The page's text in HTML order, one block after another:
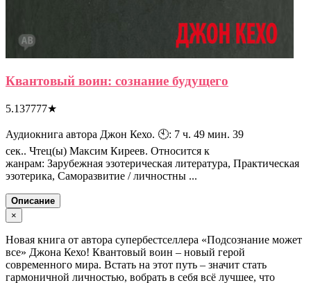
Квантовый воин: сознание будущего
5.137777★
Аудиокнига автора Джон Кехо. 🕙: 7 ч. 49 мин. 39
сек.. Чтец(ы) Максим Киреев. Относится к
жанрам: Зарубежная эзотерическая литература, Практическая
эзотерика, Саморазвитие / личностны ...
Описание
×
Новая книга от автора супербестселлера «Подсознание может
все» Джона Кехо! Квантовый воин – новый герой
современного мира. Встать на этот путь – значит стать
гармоничной личностью, вобрать в себя всё лучшее, что